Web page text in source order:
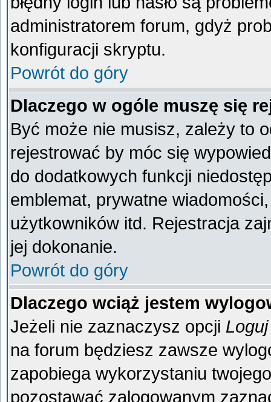
administratorem forum, gdyż
konfiguracji skryptu.
Powrót do góry
Dlaczego w ogóle muszę się
Być może nie musisz, zależy to
rejestrować by móc się
do dodatkowych funkcji
emblemat, prywatne
użytkowników itd. Rejestracja
jej dokonanie.
Powrót do góry
Dlaczego wciąż jestem
Jeżeli nie zaznaczysz opcji
na forum będziesz zawsze
zapobiega wykorzystaniu
pozostawać zalogowanym